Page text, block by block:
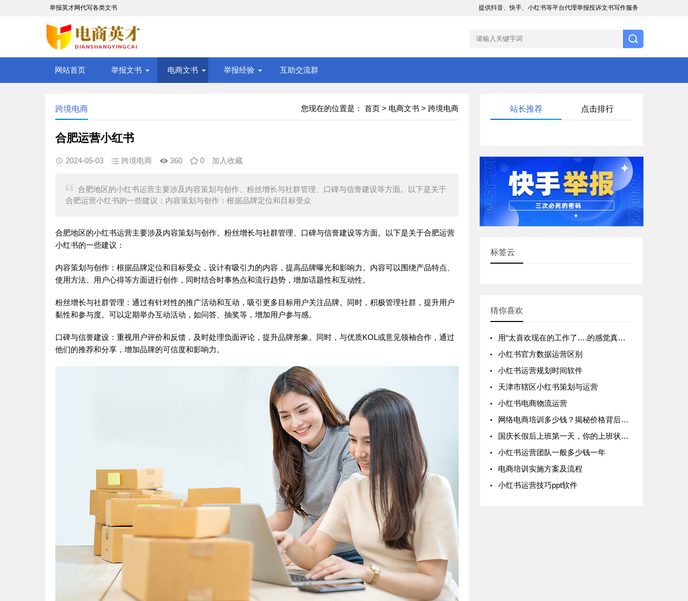
举报英才网代写各类文书 提供抖音、快手、小红书等平台代理举报投诉文书写作服务
网站首页 举报文书 电商文书 举报经验 互助交流群
您现在的位置是： 首页 > 电商文书 > 跨境电商
跨境电商
合肥运营小红书
2024-05-03 跨境电商 360 0 加入收藏
合肥地区的小红书运营主要涉及内容策划与创作、粉丝增长与社群管理、口碑与信誉建设等方面。以下是关于
合肥运营小红书的一些建议：内容策划与创作：根据品牌定位和目标受众
合肥地区的小红书运营主要涉及内容策划与创作、粉丝增长与社群管理、口碑与信誉建设等方面。以下是关于合肥运营
小红书的一些建议：
内容策划与创作：根据品牌定位和目标受众，设计有吸引力的内容，提高品牌曝光和影响力。内容可以围绕产品特点、
使用方法、用户心得等方面进行创作，同时结合时事热点和流行趋势，增加话题性和互动性。
粉丝增长与社群管理：通过有针对性的推广活动和互动，吸引更多目标用户关注品牌。同时，积极管理社群，提升用户
黏性和参与度。可以定期举办互动活动，如问答、抽奖等，增加用户参与感。
口碑与信誉建设：重视用户评价和反馈，及时处理负面评论，提升品牌形象。同时，与优质KOL或意见领袖合作，通过
他们的推荐和分享，增加品牌的可信度和影响力。
站长推荐 点击排行
标签云
猜你喜欢
用“太喜欢现在的工作了….的感觉真让人着迷”的句式表达你目前的困难
小红书官方数据运营区别
小红书运营规划时间软件
天津市辖区小红书策划与运营
小红书电商物流运营
网络电商培训多少钱？揭秘价格背后的真实价值
国庆长假后上班第一天，你的上班状态是什么样的？
小红书运营团队一般多少钱一年
电商培训实施方案及流程
小红书运营技巧ppt软件